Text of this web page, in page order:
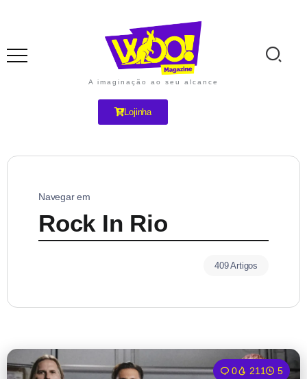
A imaginação ao seu alcance
Lojinha
Navegar em
Rock In Rio
409 Artigos
0 211 5